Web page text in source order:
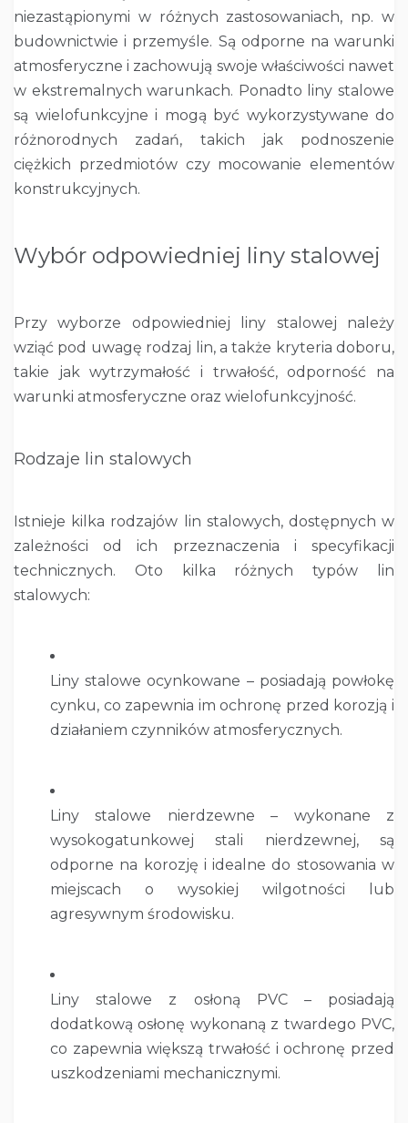
niezastąpionymi w różnych zastosowaniach, np. w
budownictwie i przemyśle. Są odporne na warunki
atmosferyczne i zachowują swoje właściwości nawet
w ekstremalnych warunkach. Ponadto liny stalowe
są wielofunkcyjne i mogą być wykorzystywane do
różnorodnych zadań, takich jak podnoszenie
ciężkich przedmiotów czy mocowanie elementów
konstrukcyjnych.
Wybór odpowiedniej liny stalowej
Przy wyborze odpowiedniej liny stalowej należy
wziąć pod uwagę rodzaj lin, a także kryteria doboru,
takie jak wytrzymałość i trwałość, odporność na
warunki atmosferyczne oraz wielofunkcyjność.
Rodzaje lin stalowych
Istnieje kilka rodzajów lin stalowych, dostępnych w
zależności od ich przeznaczenia i specyfikacji
technicznych. Oto kilka różnych typów lin
stalowych:
Liny stalowe ocynkowane – posiadają powłokę
cynku, co zapewnia im ochronę przed korozją i
działaniem czynników atmosferycznych.
Liny stalowe nierdzewne – wykonane z
wysokogatunkowej stali nierdzewnej, są
odporne na korozję i idealne do stosowania w
miejscach o wysokiej wilgotności lub
agresywnym środowisku.
Liny stalowe z osłoną PVC – posiadają
dodatkową osłonę wykonaną z twardego PVC,
co zapewnia większą trwałość i ochronę przed
uszkodzeniami mechanicznymi.